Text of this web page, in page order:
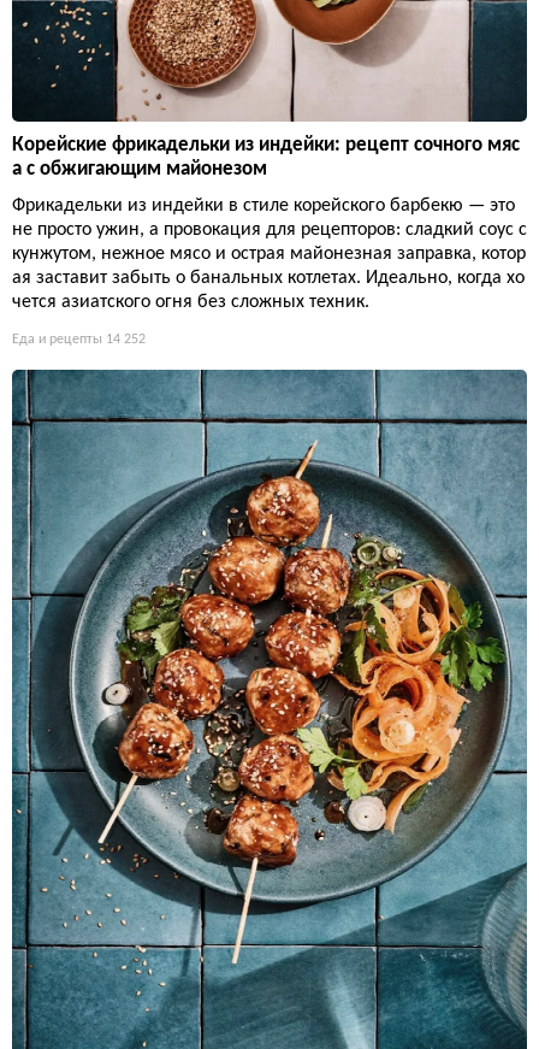
Корейские фрикадельки из индейки: рецепт сочного мяс
а с обжигающим майонезом
Фрикадельки из индейки в стиле корейского барбекю — это
не просто ужин, а провокация для рецепторов: сладкий соус с
кунжутом, нежное мясо и острая майонезная заправка, котор
ая заставит забыть о банальных котлетах. Идеально, когда хо
чется азиатского огня без сложных техник.
Еда и рецепты 14 252